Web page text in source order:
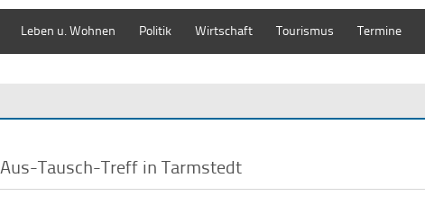
Leben u. Wohnen Politik Wirtschaft Tourismus Termine
Aus-Tausch-Treff in Tarmstedt